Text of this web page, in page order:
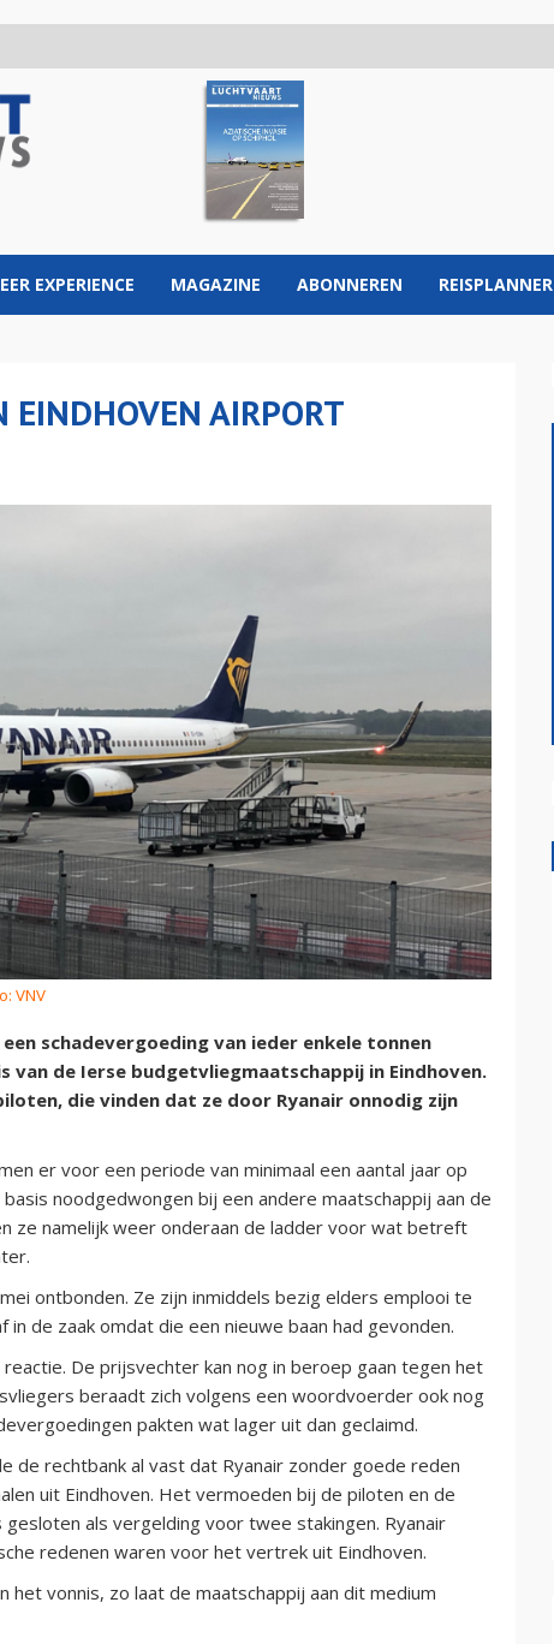
EXPERIENCE MAGAZINE ABONNEREN REISPLANNER
EINDHOVEN AIRPORT
VNV
schadevergoeding van ieder enkele tonnen
van de Ierse budgetvliegmaatschappij in Eindhoven.
die vinden dat ze door Ryanair onnodig zijn
er voor een periode van minimaal een aantal jaar op
noodgedwongen bij een andere maatschappij aan de
ze namelijk weer onderaan de ladder voor wat betreft
ontbonden. Ze zijn inmiddels bezig elders emplooi te
de zaak omdat die een nieuwe baan had gevonden.
De prijsvechter kan nog in beroep gaan tegen het
beraadt zich volgens een woordvoerder ook nog
pakten wat lager uit dan geclaimd.
de rechtbank al vast dat Ryanair zonder goede reden
uit Eindhoven. Het vermoeden bij de piloten en de
als vergelding voor twee stakingen. Ryanair
redenen waren voor het vertrek uit Eindhoven.
het vonnis, zo laat de maatschappij aan dit medium